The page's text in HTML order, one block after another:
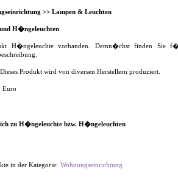
>> Lampen & Leuchten
H�ngeleuchten
H�ngeleuchte vorhanden. Demn�chst finden Sie
Produkt wird von diversen Herstellern produziert.
Euro
zu H�ngeleuchte bzw. H�ngeleuchten
in der Kategorie: Wohnungseinrichtung